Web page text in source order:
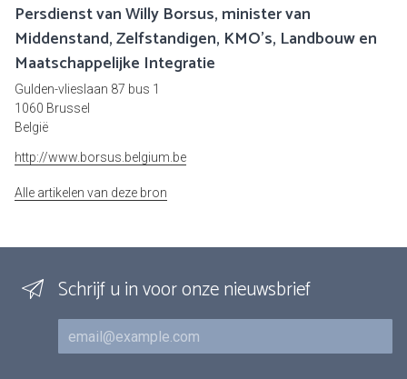
Persdienst van Willy Borsus, minister van
Middenstand, Zelfstandigen, KMO's, Landbouw en
Maatschappelijke Integratie
Gulden-vlieslaan 87 bus 1
1060 Brussel
België
http://www.borsus.belgium.be
Alle artikelen van deze bron
Schrijf u in voor onze nieuwsbrief
E-mail